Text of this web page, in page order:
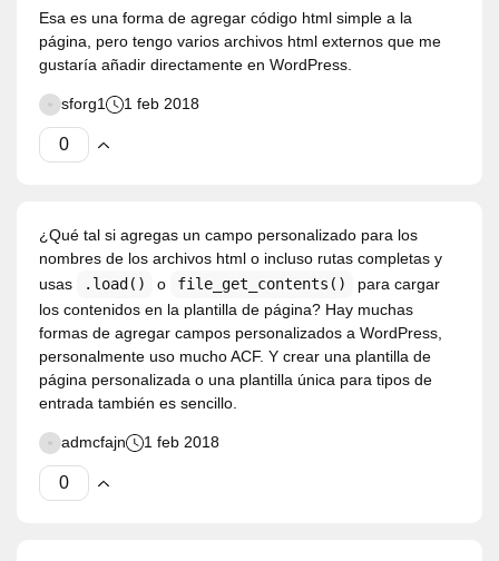
Esa es una forma de agregar código html simple a la
página, pero tengo varios archivos html externos que me
gustaría añadir directamente en WordPress.
sforg1 1 feb 2018
¿Qué tal si agregas un campo personalizado para los
nombres de los archivos html o incluso rutas completas y
usas
.load() o file_get_contents()
para cargar
los contenidos en la plantilla de página? Hay muchas
formas de agregar campos personalizados a WordPress,
personalmente uso mucho ACF. Y crear una plantilla de
página personalizada o una plantilla única para tipos de
entrada también es sencillo.
admcfajn 1 feb 2018